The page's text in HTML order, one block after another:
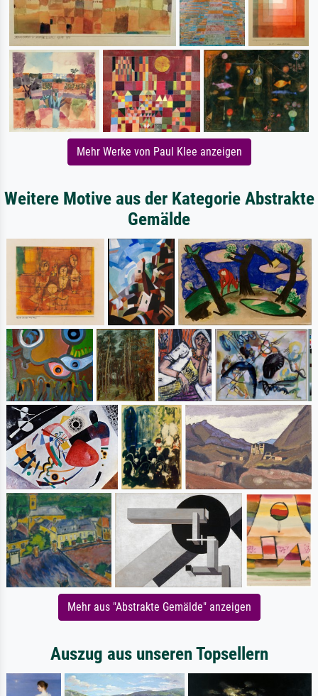
Mehr Werke von Paul Klee anzeigen
Weitere Motive aus der Kategorie Abstrakte
Gemälde
Mehr aus "Abstrakte Gemälde" anzeigen
Auszug aus unseren Topsellern